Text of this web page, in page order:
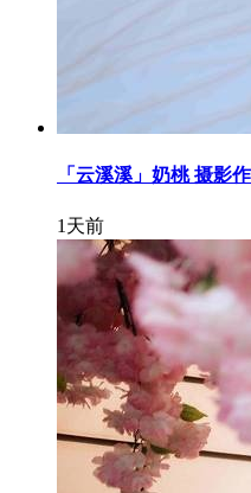
「云溪溪」奶桃 摄影
1天前